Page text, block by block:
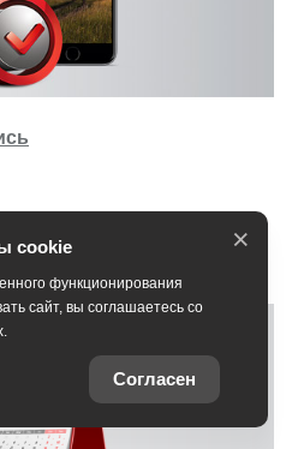
cookie
функционирования
сайт, вы соглашаетесь со
Согласен
×